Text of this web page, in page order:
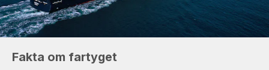
Fakta om fartyget